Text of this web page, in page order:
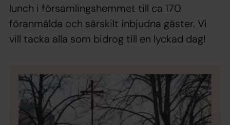
lunch i församlingshemmet till ca 170
föranmälda och särskilt inbjudna gäster. Vi
vill tacka alla som bidrog till en lyckad dag!